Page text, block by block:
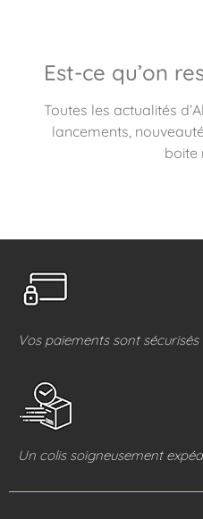
Est-ce qu’on
Toutes les actualités
lancements,
boite
Vos paiements sont
Un colis soigneusement